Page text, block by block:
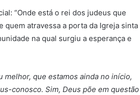
“Onde está o rei dos judeus que
quem atravessa a porta da Igreja sinta
na qual surgiu a esperança e
melhor, que estamos ainda no início,
conosco. Sim, Deus põe em questão